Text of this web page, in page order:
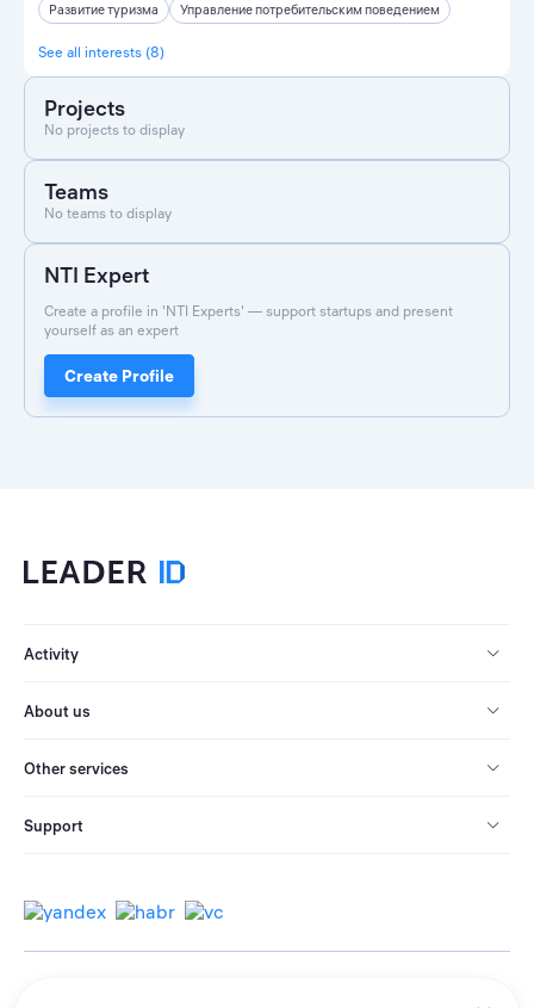
Развитие туризма
Управление потребительским поведением
See all interests (8)
Projects
No projects to display
Teams
No teams to display
NTI Expert
Create a profile in 'NTI Experts' — support startups and present
yourself as an expert
Create Profile
Activity
About us
Other services
Support